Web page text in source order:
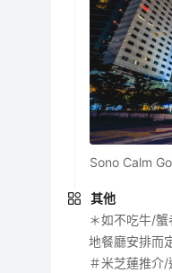
Sono Calm
其他
＊如不吃牛/
地餐廳安排而
＃米芝蓮推介